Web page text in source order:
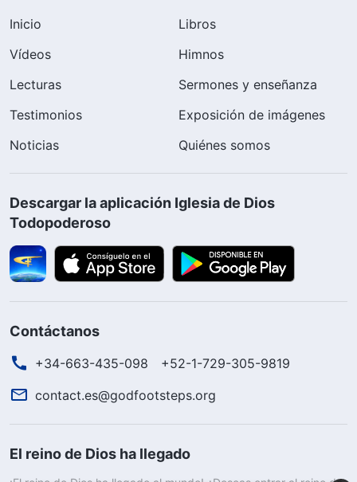
Inicio
Libros
Vídeos
Himnos
Lecturas
Sermones y enseñanza
Testimonios
Exposición de imágenes
Noticias
Quiénes somos
Descargar la aplicación Iglesia de Dios
Todopoderoso
Contáctanos
+34-663-435-098
+52-1-729-305-9819
contact.es@godfootsteps.org
El reino de Dios ha llegado